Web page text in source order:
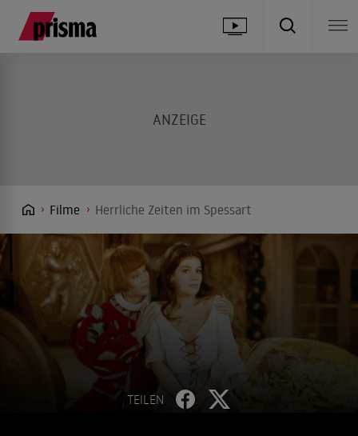
Filme Herrliche Zeiten im Spessart
TEILEN